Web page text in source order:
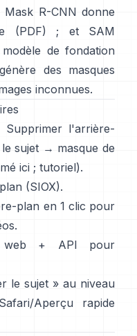
Mask R-CNN donne
(PDF) ; et
SAM
modèle de fondation
des masques
inconnues.
Supprimer l'arrière-
sujet → masque de
ici ; tutoriel).
(SIOX).
plan en 1 clic pour
web + API pour
le sujet » au niveau
Aperçu rapide